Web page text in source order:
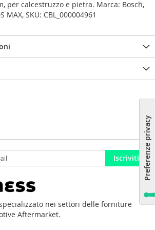
per calcestruzzo e pietra. Marca: Bosch,
MAX, SKU: CBL_000004961
Iscriviti
nei settori delle forniture
Aftermarket.